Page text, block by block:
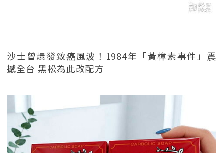
沙士曾爆發致癌風波！1984年「黃樟素事件」震
撼全台 黑松為此改配方